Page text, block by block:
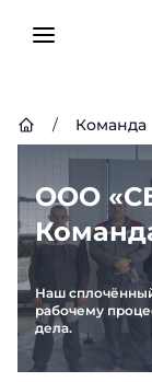
/ Команда
ООО
Наш
рабочему
дела.